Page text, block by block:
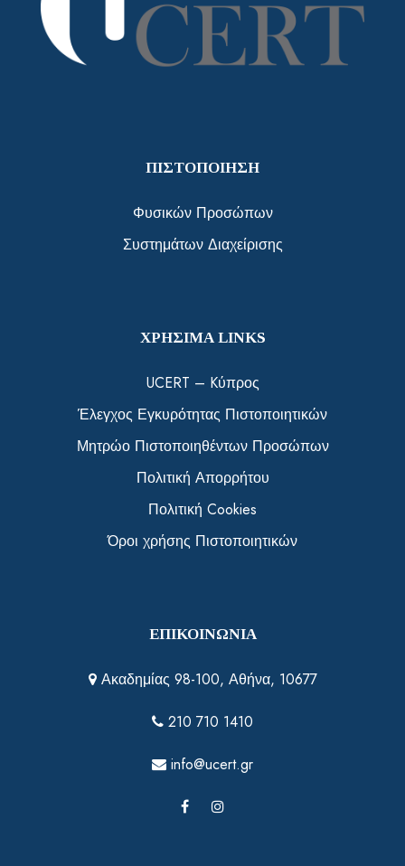
ΠΙΣΤΟΠΟΙΗΣΗ
Φυσικών Προσώπων
Συστημάτων Διαχείρισης
ΧΡΗΣΙΜΑ LINKS
UCERT – Kύπρος
Έλεγχος Εγκυρότητας Πιστοποιητικών
Μητρώο Πιστοποιηθέντων Προσώπων
Πολιτική Απορρήτου
Πολιτική Cookies
Όροι χρήσης Πιστοποιητικών
ΕΠΙΚΟΙΝΩΝΙΑ
Ακαδημίας 98-100, Αθήνα, 10677
210 710 1410
info@ucert.gr